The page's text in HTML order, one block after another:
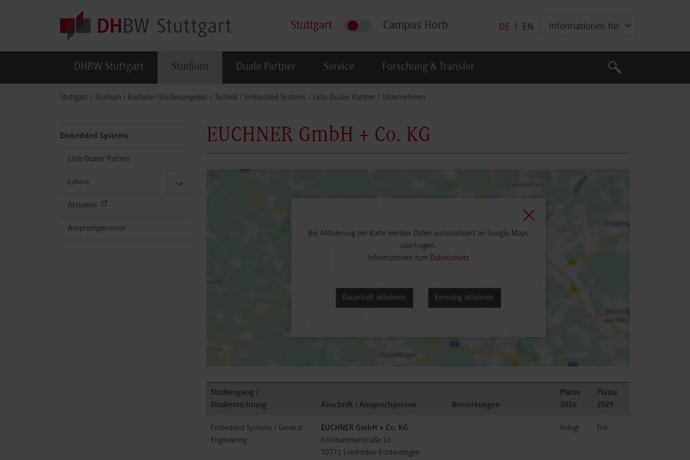
Stuttgart Campus Horb DE EN Informationen für
DHBW Stuttgart Studium Duale Partner Service Forschung & Transfer
Suche
Suche
Stuttgart Studium Bachelor-Studienangebot Technik Embedded Systems Liste Dualer Partner Unternehmen
Embedded Systems
Liste Dualer Partner
Labore
Aktuelles
Ansprechpersonen
EUCHNER GmbH + Co. KG
Bei Aktivierung der Karte werden Daten automatisiert an Google Maps
übertragen.
Informationen zum Datenschutz
Dauerhaft aktivieren Einmalig aktivieren
Studiengang /
Studienrichtung
Anschrift / Ansprechperson Bemerkungen
Plätze
2026
Plätze
2027
Embedded Systems / General
Engineering
EUCHNER GmbH + Co. KG
Kohlhammerstraße 16
70771 Leinfelden-Echterdingen
belegt frei